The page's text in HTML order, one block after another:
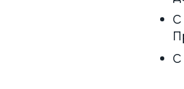
С
С